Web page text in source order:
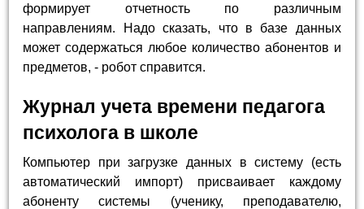
формирует отчетность по различным
направлениям. Надо сказать, что в базе данных
может содержаться любое количество абонентов и
предметов, - робот справится.
Журнал учета времени педагога
психолога в школе
Компьютер при загрузке данных в систему (есть
автоматический импорт) присваивает каждому
абоненту системы (ученику, преподавателю,